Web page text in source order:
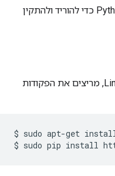
של Python כדי להוריד ולהתקין
כדי להתקין את Closure Linter ב-Linux, מריצים את הפקודות
$ sudo apt-get